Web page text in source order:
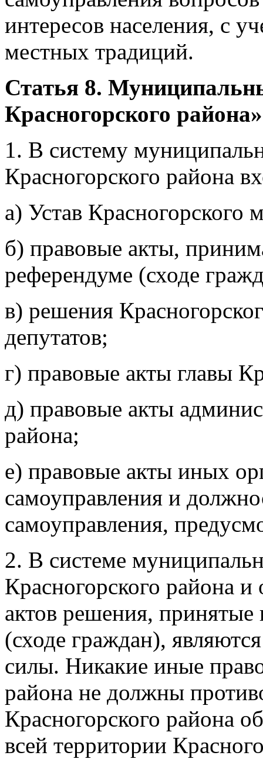
интересов населения, с
местных традиций.
Статья 8.
Красногорского района»
1. В систему
Красногорского района
а) Устав Красногорского
б) правовые акты,
референдуме (сходе
в) решения
депутатов;
г) правовые акты главы
д) правовые акты
района;
е) правовые акты иных
самоуправления и
самоуправления,
2. В системе
Красногорского района
актов решения,
(сходе граждан),
силы. Никакие иные
района не должны
Красногорского района
всей территории